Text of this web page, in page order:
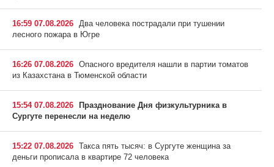
16:59 07.08.2026 Два человека пострадали при тушении
лесного пожара в Югре
16:26 07.08.2026 Опасного вредителя нашли в партии томатов
из Казахстана в Тюменской области
15:54 07.08.2026
Празднование Дня физкультурника в
Сургуте перенесли на неделю
15:22 07.08.2026 Такса пять тысяч: в Сургуте женщина за
деньги прописала в квартире 72 человека